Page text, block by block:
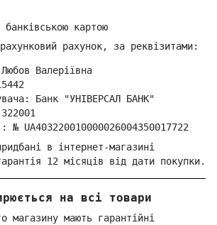
банківською картою
рахунок, за реквізитами:
Валеріївна
Банк "УНІВЕРСАЛ БАНК"
№ UA403220010000026004350017722
в інтернет-магазині
12 місяців від дати покупки.
на всі товари
магазину мають гарантійні